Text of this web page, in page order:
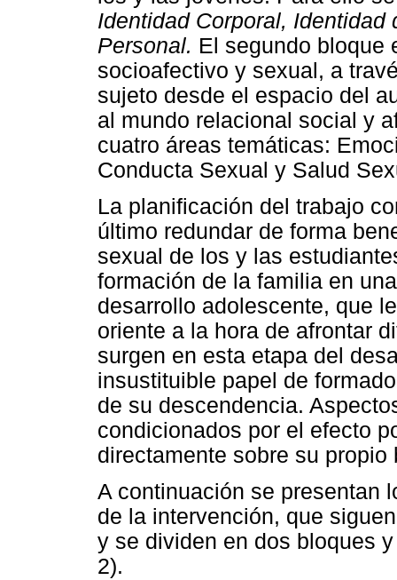
Identidad Corporal, Identidad
Personal. El segundo bloque
socioafectivo y sexual, a
sujeto desde el espacio del
al mundo relacional social y
cuatro áreas temáticas:
Conducta Sexual y Salud
La planificación del trabajo
último redundar de forma
sexual de los y las
formación de la familia en
desarrollo adolescente, que
oriente a la hora de afrontar
surgen en esta etapa del
insustituible papel de
de su descendencia.
condicionados por el efecto
directamente sobre su
A continuación se presentan
de la intervención, que
y se dividen en dos bloques
2).